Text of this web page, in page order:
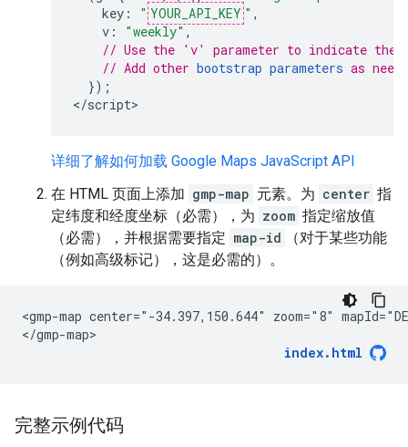
key : " YOUR_API_KEY " ,
v : "weekly" ,
// Use the 'v' parameter to indicate the
// Add other bootstrap parameters as
});
</script>
详细了解如何加载 Google Maps JavaScript API
在 HTML 页面上添加 gmp-map 元素。为 center 指
定纬度和经度坐标（必需），为 zoom 指定缩放值
（必需），并根据需要指定 map-id
（对于某些功能
（例如高级标记），这是必需的）。
<gmp-map center="-34.397,150.644" zoom="8"
</gmp-map>
index.html
完整示例代码